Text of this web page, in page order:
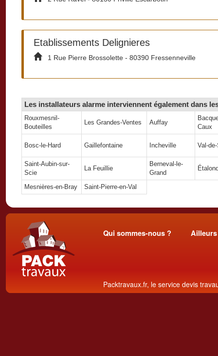
Etablissements Delignieres
1 Rue Pierre Brossolette - 80390 Fressenneville
Les installateurs alarme interviennent également dans
Rouxmesnil-
Bouteilles
Les Grandes-Ventes Auffay
Caux
Bosc-le-Hard Gaillefontaine Incheville Val-
Saint-Aubin-sur-
Scie
La Feuillie
Berneval-le-
Grand
Mesnières-en-Bray Saint-Pierre-en-Val
Qui sommes-nous ?
Packtravaux.fr, le service devis